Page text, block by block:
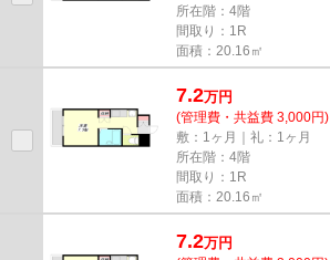
所在階：4階
間取り：1R
面積：20.16㎡
7.2万円
(管理費・共益費 3,000円)
敷：1ヶ月｜礼：1ヶ月
所在階：4階
間取り：1R
面積：20.16㎡
7.2万円